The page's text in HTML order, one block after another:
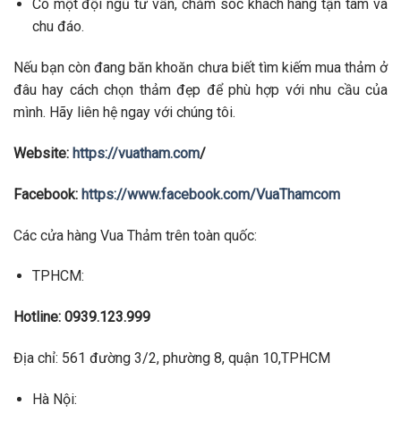
Có một đội ngũ tư vấn, chăm sóc khách hàng tận tâm và
chu đáo.
Nếu bạn còn đang băn khoăn chưa biết tìm kiếm mua thảm ở
đâu hay cách chọn thảm đẹp để phù hợp với nhu cầu của
mình. Hãy liên hệ ngay với chúng tôi.
Website: https://vuatham.com/
Facebook: https://www.facebook.com/VuaThamcom
Các cửa hàng Vua Thảm trên toàn quốc:
TPHCM:
Hotline: 0939.123.999
Địa chỉ: 561 đường 3/2, phường 8, quận 10,TPHCM
Hà Nội: